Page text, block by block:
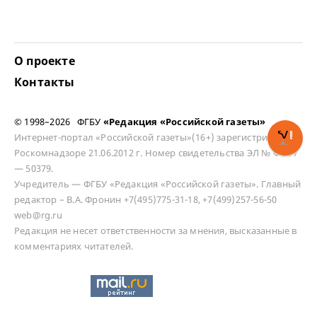
О проекте
Контакты
© 1998–2026 ФГБУ «Редакция «Российской газеты»
Интернет-портал «Российской газеты»(16+) зарегистрирован в
Роскомнадзоре 21.06.2012 г. Номер свидетельства ЭЛ № ФС 77
— 50379.
Учредитель — ФГБУ «Редакция «Российской газеты». Главный
редактор – В.А. Фронин +7(495)775-31-18, +7(499)257-56-50
web@rg.ru
Редакция не несет ответственности за мнения, высказанные в
комментариях читателей.